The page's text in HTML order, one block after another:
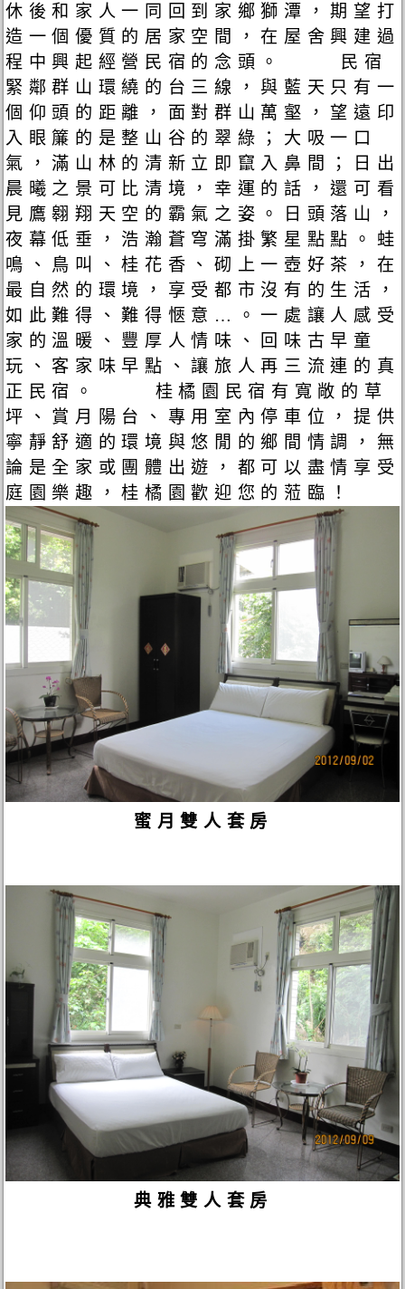
休後和家人一同回到家鄉獅潭，期望打
造一個優質的居家空間，在屋舍興建過
程中興起經營民宿的念頭。 民宿
緊鄰群山環繞的台三線，與藍天只有一
個仰頭的距離，面對群山萬壑，望遠印
入眼簾的是整山谷的翠綠；大吸一口
氣，滿山林的清新立即竄入鼻間；日出
晨曦之景可比清境，幸運的話，還可看
見鷹翱翔天空的霸氣之姿。日頭落山，
夜幕低垂，浩瀚蒼穹滿掛繁星點點。蛙
鳴、鳥叫、桂花香、砌上一壺好茶，在
最自然的環境，享受都市沒有的生活，
如此難得、難得愜意…。一處讓人感受
家的溫暖、豐厚人情味、回味古早童
玩、客家味早點、讓旅人再三流連的真
正民宿。 桂橘園民宿有寬敞的草
坪、賞月陽台、專用室內停車位，提供
寧靜舒適的環境與悠閒的鄉間情調，無
論是全家或團體出遊，都可以盡情享受
庭園樂趣，桂橘園歡迎您的蒞臨！
蜜月雙人套房
典雅雙人套房